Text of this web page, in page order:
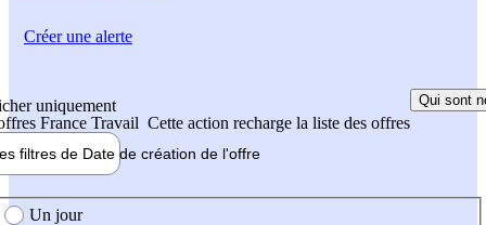
uniquement
France Travail Cette action recharge la liste des offres
Qui sont
filtres de Date de création de l'offre
création de l'offre
Un jour
Créer une alerte